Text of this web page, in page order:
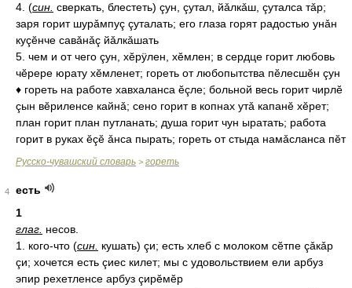
4. (син. сверкать, блестеть) çун, çутал, йǎлкǎш, çуталса тǎр;
заря горит шурǎмпуç çуталать; его глаза горят радостью унǎн
куçĕнче савǎнǎç йǎлкǎшать
5. чем и от чего çун, хĕрÿлен, хĕмлен; в сердце горит любовь
чĕрере юрату хĕмленет; гореть от любопытства пĕлесшĕн çун
♦ гореть на работе хавхаланса ĕçле; больной весь горит чирлĕ
çын вĕриленсе кайнǎ; сено горит в копнах утǎ капанĕ хĕрет;
план горит план путланать; душа горит чун ыратать; работа
горит в руках ĕçĕ ǎнса пырать; гореть от стыда намǎсланса пĕт
Русско-чувашский словарь > гореть
4
есть
1
глаг. несов.
1. кого-что (син. кушать) çи; есть хлеб с молоком сĕтпе çǎкǎр
çи; хочется есть çиес килет; мы с удовольствием ели арбуз
эпир рехетленсе арбуз çирĕмĕр